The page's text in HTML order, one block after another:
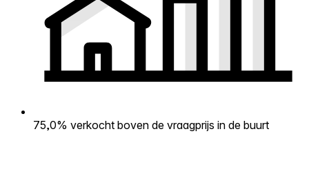
75,0% verkocht boven de vraagprijs in de buurt